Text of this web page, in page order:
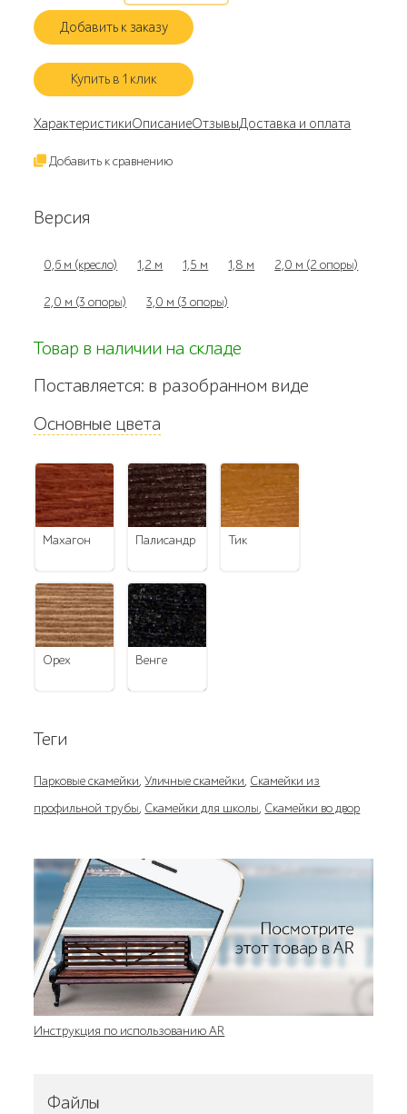
Добавить к заказу
Купить в 1 клик
ХарактеристикиОписаниеОтзывыДоставка и оплата
Добавить к сравнению
Версия
0,6 м (кресло) 1,2 м 1,5 м 1,8 м 2,0 м (2 опоры)
2,0 м (3 опоры) 3,0 м (3 опоры)
Товар в наличии на складе
Поставляется: в разобранном виде
Основные цвета
махагон палисандр тик
орех венге
Теги
Парковые скамейки,Уличные скамейки, Скамейки из
профильной трубы, Скамейки для школы, Скамейки во двор
Инструкция по использованию AR
Файлы